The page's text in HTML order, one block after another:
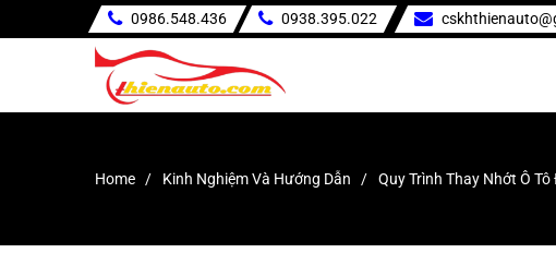
0986.548.436 0938.395.022
Home Kinh Nghiệm Và Hướng Dẫn Quy Trình Thay Nhớt Ô